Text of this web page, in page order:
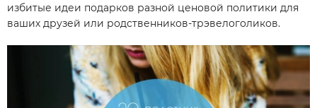
избитые идеи подарков разной ценовой политики для
ваших друзей или родственников-трэвелоголиков.